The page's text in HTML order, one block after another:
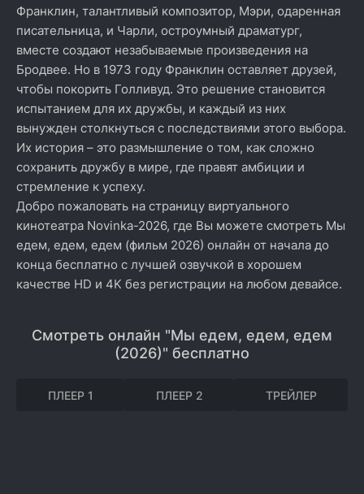
Франклин, талантливый композитор, Мэри, одаренная
писательница, и Чарли, остроумный драматург,
вместе создают незабываемые произведения на
Бродвее. Но в 1973 году Франклин оставляет друзей,
чтобы покорить Голливуд. Это решение становится
испытанием для их дружбы, и каждый из них
вынужден столкнуться с последствиями этого выбора.
Их история – это размышление о том, как сложно
сохранить дружбу в мире, где правят амбиции и
стремление к успеху.
Добро пожаловать на страницу виртуального
кинотеатра Novinka-2026, где Вы можете смотреть Мы
едем, едем, едем (фильм 2026) онлайн от начала до
конца бесплатно с лучшей озвучкой в хорошем
качестве HD и 4K без регистрации на любом девайсе.
Смотреть онлайн "Мы едем, едем, едем
(2026)" бесплатно
ПЛЕЕР 1 ПЛЕЕР 2 ТРЕЙЛЕР